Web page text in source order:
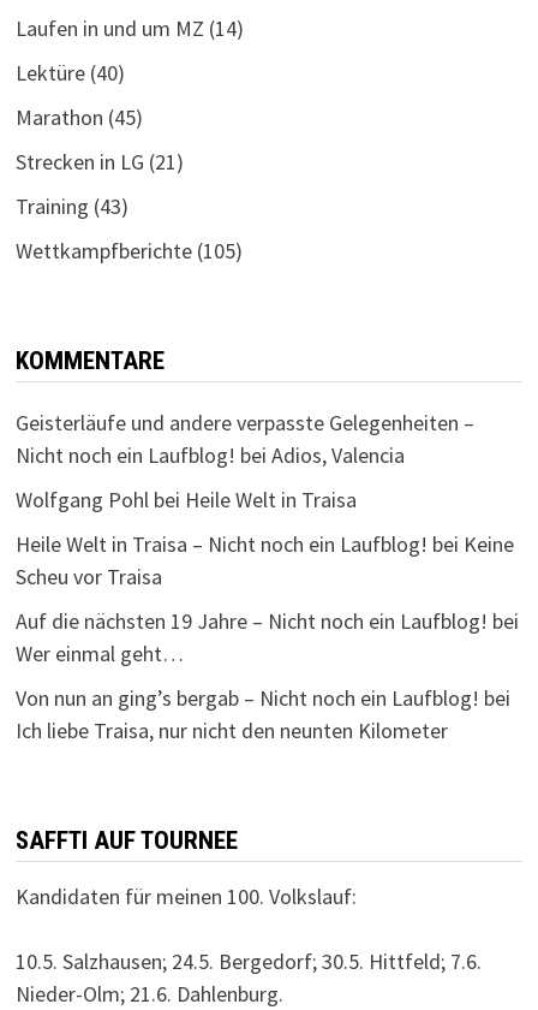
Laufen in und um MZ (14)
Lektüre(40)
Marathon (45)
Strecken in LG (21)
Training (43)
Wettkampfberichte(105)
KOMMENTARE
Geisterläufe und andere verpasste Gelegenheiten –
Nicht noch ein Laufblog! bei Adios, Valencia
Wolfgang Pohlbei Heile Welt in Traisa
Heile Welt in Traisa – Nicht noch ein Laufblog! bei Keine
Scheu vor Traisa
Auf die nächsten 19 Jahre – Nicht noch ein Laufblog! bei
Wer einmal geht…
Von nun an ging’s bergab – Nicht noch ein Laufblog! bei
Ich liebe Traisa, nur nicht den neunten Kilometer
SAFFTI AUF TOURNEE
Kandidaten für meinen 100. Volkslauf:
10.5. Salzhausen; 24.5. Bergedorf; 30.5. Hittfeld; 7.6.
Nieder-Olm; 21.6. Dahlenburg.